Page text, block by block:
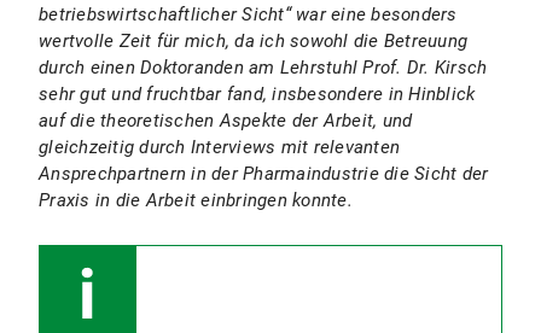
betriebswirtschaftlicher Sicht“ war eine besonders
wertvolle Zeit für mich, da ich sowohl die Betreuung
durch einen Doktoranden am Lehrstuhl Prof. Dr. Kirsch
sehr gut und fruchtbar fand, insbesondere in Hinblick
auf die theoretischen Aspekte der Arbeit, und
gleichzeitig durch Interviews mit relevanten
Ansprechpartnern in der Pharmaindustrie die Sicht der
Praxis in die Arbeit einbringen konnte.